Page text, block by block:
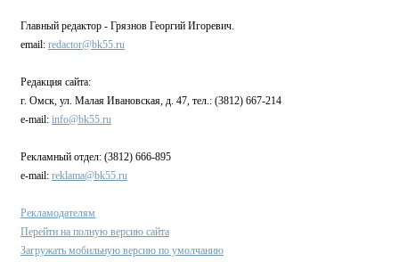
Главный редактор - Грязнов Георгий Игоревич.
email: redactor@bk55.ru
Редакция сайта:
г. Омск, ул. Малая Ивановская, д. 47, тел.: (3812) 667-214
e-mail: info@bk55.ru
Рекламный отдел: (3812) 666-895
e-mail: reklama@bk55.ru
Рекламодателям
Перейти на полную версию сайта
Загружать мобильную версию по умолчанию